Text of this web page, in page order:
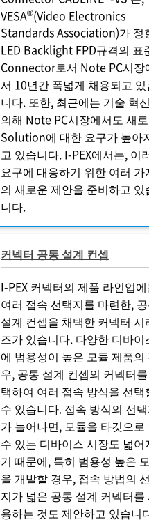
VESA®(Video Electronics
Standards Association)가 정
LED Backlight FPD규격의 표
Connector로서 Note PC시장
서 10년간 폭넓게 채용되고
니다. 또한, 최근에는 기술 혁
의해 Note PC시장에서도 새
Solution에 대한 요구가 높아
고 있습니다. I-PEX에서는, 이
요구에 대응하기 위한 여러 가
의 새로운 제안을 준비하고 있
니다.
커넥터 공통 설계 컨셉
I-PEX 커넥터의 제품 라인업
여러 접속 선택지를 마련한,
설계 컨셉을 채택한 커넥터 시
즈가 있습니다. 다양한 디바이
에 범용성이 높은 모듈 제품의
우, 공통 설계 컨셉의 커넥터
택하여 여러 접속 방식을 선택
수 있습니다. 접속 방식의 선
가 늘어나면, 모듈을 타깃으로
수 있는 디바이스 시장도 넓어
기 때문에, 특히 범용성 높은
을 개발할 경우, 접속 방법의
지가 넓은 공통 설계 커넥터를
용하는 것도 제안하고 있습니